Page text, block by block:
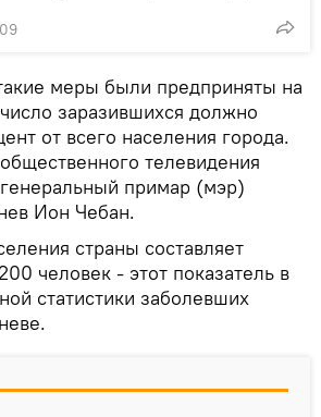
меры были предприняты на
заразившихся должно
от всего населения города.
телевидения
примар (мэр)
Ион Чебан.
страны составляет
человек - этот показатель в
статистики заболевших